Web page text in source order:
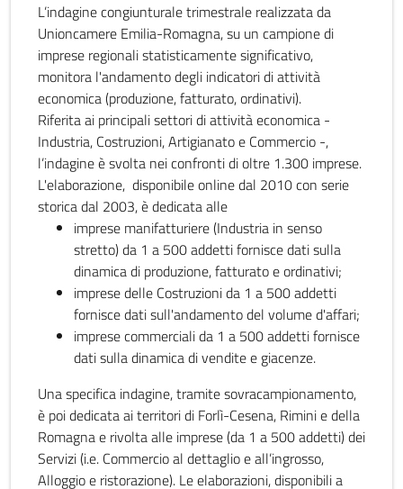
L’indagine congiunturale trimestrale realizzata da
Unioncamere Emilia-Romagna, su un campione di
imprese regionali statisticamente significativo,
monitora l'andamento degli indicatori di attività
economica (produzione, fatturato, ordinativi).
Riferita ai principali settori di attività economica -
Industria, Costruzioni, Artigianato e Commercio -,
l’indagine è svolta nei confronti di oltre 1.300 imprese.
L'elaborazione, disponibile online dal 2010 con serie
storica dal 2003, è dedicata alle
imprese manifatturiere (Industria in senso
stretto) da 1 a 500 addetti fornisce dati sulla
dinamica di produzione, fatturato e ordinativi;
imprese delle Costruzioni da 1 a 500 addetti
fornisce dati sull'andamento del volume d'affari;
imprese commerciali da 1 a 500 addetti fornisce
dati sulla dinamica di vendite e giacenze.
Una specifica indagine, tramite sovracampionamento,
è poi dedicata ai territori di Forlì-Cesena, Rimini e della
Romagna e rivolta alle imprese (da 1 a 500 addetti) dei
Servizi (i.e. Commercio al dettaglio e all’ingrosso,
Alloggio e ristorazione). Le elaborazioni, disponibili a